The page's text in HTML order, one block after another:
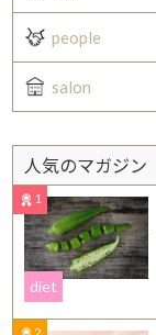
people
salon
人気のマガジン
1
diet